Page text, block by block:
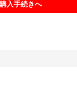
購入手続きへ